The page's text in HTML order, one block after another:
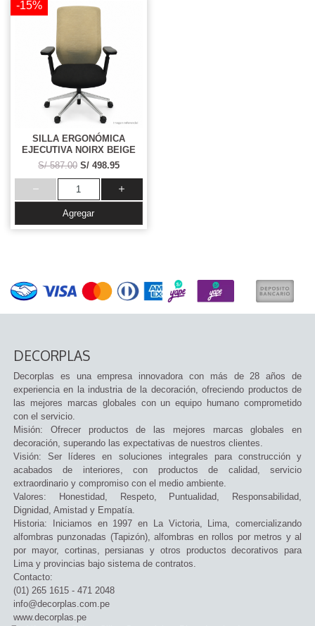
-15%
SILLA ERGONÓMICA
EJECUTIVA NOIRX BEIGE
S/ 587.00 S/ 498.95
Agregar
DECORPLAS
Decorplas es una empresa innovadora con más de 28 años de
experiencia en la industria de la decoración, ofreciendo productos de
las mejores marcas globales con un equipo humano comprometido
con el servicio.
Misión: Ofrecer productos de las mejores marcas globales en
decoración, superando las expectativas de nuestros clientes.
Visión: Ser líderes en soluciones integrales para construcción y
acabados de interiores, con productos de calidad, servicio
extraordinario y compromiso con el medio ambiente.
Valores: Honestidad, Respeto, Puntualidad, Responsabilidad,
Dignidad, Amistad y Empatía.
Historia: Iniciamos en 1997 en La Victoria, Lima, comercializando
alfombras punzonadas (Tapizón), alfombras en rollos por metros y al
por mayor, cortinas, persianas y otros productos decorativos para
Lima y provincias bajo sistema de contratos.
Contacto:
(01) 265 1615 - 471 2048
info@decorplas.com.pe
www.decorplas.pe